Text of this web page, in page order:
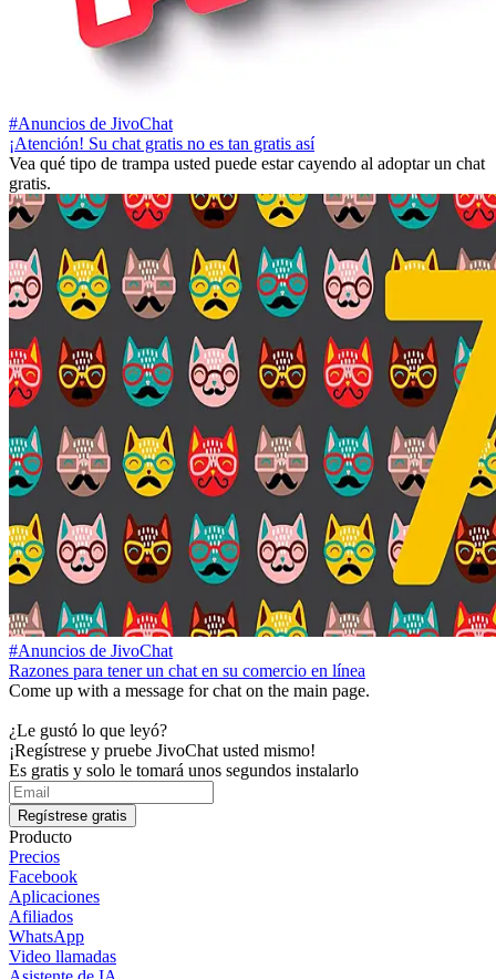
#Anuncios de JivoChat
¡Atención! Su chat gratis no es tan gratis así
Vea qué tipo de trampa usted puede estar cayendo al adoptar un chat
gratis.
#Anuncios de JivoChat
Razones para tener un chat en su comercio en línea
Come up with a message for chat on the main page.
¿Le gustó lo que leyó?
¡Regístrese y pruebe JivoChat usted mismo!
Es gratis y solo le tomará unos segundos instalarlo
Regístrese gratis
Producto
Precios
Facebook
Aplicaciones
Afiliados
WhatsApp
Video llamadas